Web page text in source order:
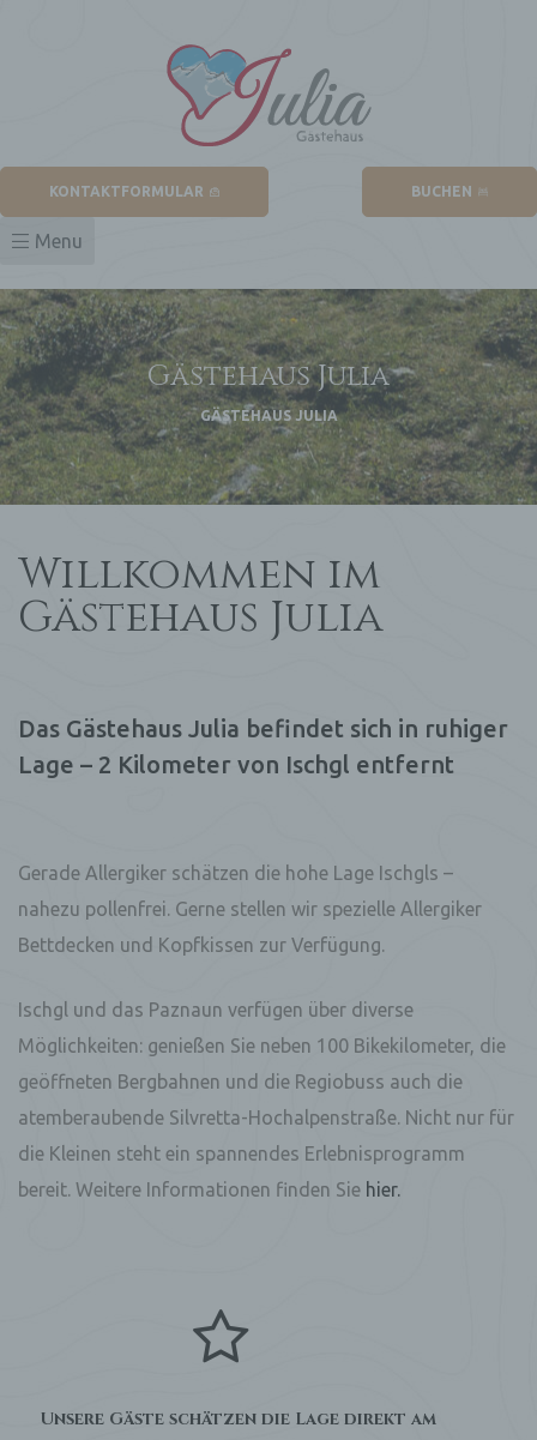
KONTAKTFORMULAR BUCHEN
Menu
Gästehaus Julia
GÄSTEHAUS JULIA
Willkommen im
Gästehaus Julia
Das Gästehaus Julia befindet sich in ruhiger
Lage – 2 Kilometer von Ischgl entfernt
Gerade Allergiker schätzen die hohe Lage Ischgls –
nahezu pollenfrei. Gerne stellen wir spezielle Allergiker
Bettdecken und Kopfkissen zur Verfügung.
Ischgl und das Paznaun verfügen über diverse
Möglichkeiten: genießen Sie neben 100 Bikekilometer, die
geöffneten Bergbahnen und die Regiobuss auch die
atemberaubende Silvretta-Hochalpenstraße. Nicht nur für
die Kleinen steht ein spannendes Erlebnisprogramm
bereit. Weitere Informationen finden Sie hier.
Unsere Gäste schätzen die Lage direkt am